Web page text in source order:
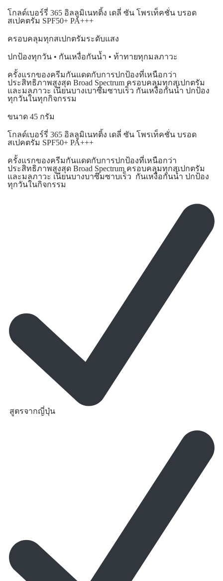
โกลด์เบอร์รี่ 365 อิลลูมิเนทติ้ง เดลี่ ซัน โพรเท็คชั่น บรอด
สเปคตรัม SPF50+ PA+++
ครอบคลุมทุกสเปกตรัมระดับแสง
ปกป้องทุกวัน • กันเหงื่อกันน้ำ • ท้าทายทุกมลภาวะ
ครั้งแรกของครีมกันแดดกับการปกป้องที่เหนือกว่า
ประสิทธิภาพสูงสุด Broad Spectrum ครอบคลุมทุกสเปกตรัม
และมลภาวะ เนียนบางเบาซึมซาบเร็ว กันเหงื่อกันน้ำ ปกป้อง
ทุกวันในทุกกิจกรรม
ขนาด 45 กรัม
โกลด์เบอร์รี่ 365 อิลลูมิเนทติ้ง เดลี่ ซัน โพรเท็คชั่น บรอด
สเปคตรัม SPF50+ PA+++
ครั้งแรกของครีมกันแดดกับการปกป้องที่เหนือกว่า
ประสิทธิภาพสูงสุด Broad Spectrum ครอบคลุมทุกสเปกตรัม
และมลภาวะ เนียนบางบาซึมซาบเร็ว กันเหงื่อกันน้ำ ปกป้อง
ทุกวันในกิจกรรม
สูตรจากญี่ปุ่น